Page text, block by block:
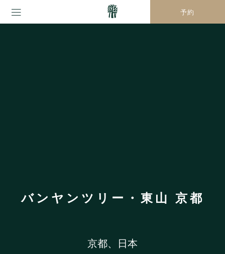
予約
バンヤンツリー・東山 京都
京都、日本